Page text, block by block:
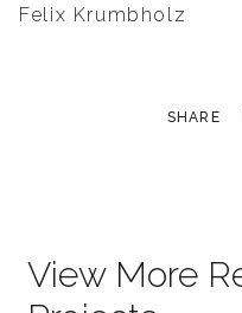
Felix Krumbholz
SHARE
View More